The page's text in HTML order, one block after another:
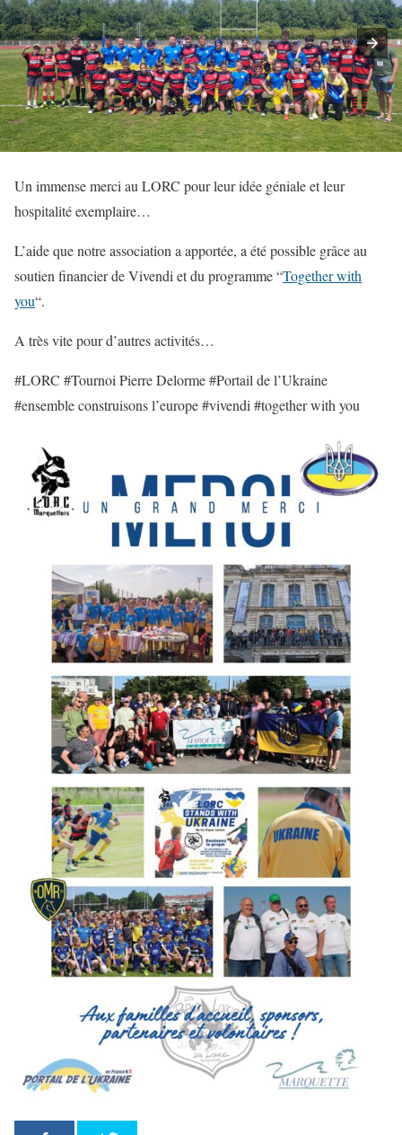
Un immense merci au LORC pour leur idée géniale et leur
hospitalité exemplaire…
L’aide que notre association a apportée, a été possible grâce au
soutien financier de Vivendi et du programme “Together with
you“.
A très vite pour d’autres activités…
#LORC #Tournoi Pierre Delorme #Portail de l’Ukraine
#ensemble construisons l’europe #vivendi #together with you